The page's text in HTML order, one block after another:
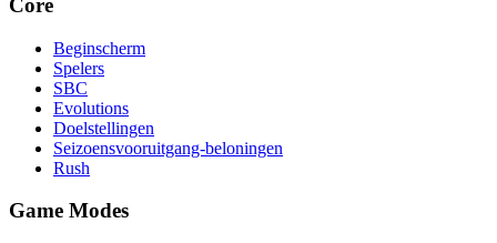
Core
Beginscherm
Spelers
SBC
Evolutions
Doelstellingen
Seizoensvooruitgang-beloningen
Rush
Game Modes